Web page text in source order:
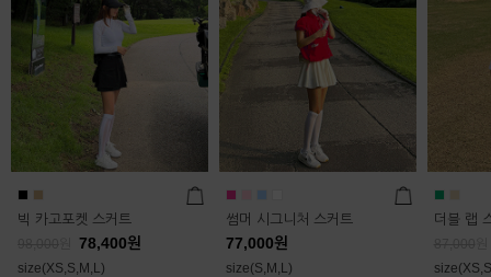
빅 카고포켓 스커트
78,400원
size(XS,S,M,L)
썸머 시그니처 스커트
77,000원
size(S,M,L)
더블 랩